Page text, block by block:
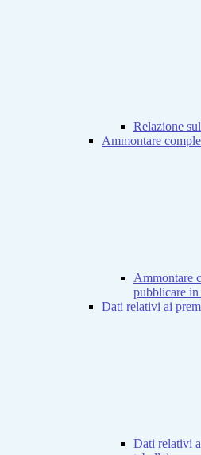
Relazione
Ammontare
Ammontare
pubblicare in
Dati relativi ai
Dati relativi